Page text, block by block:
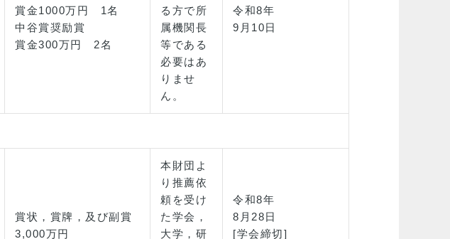
賞金1000万円 1名
中谷賞奨励賞
賞金300万円 2名
る方で所
属機関長
等である
必要はあ
りませ
ん。
令和8年
9月10日
賞状，賞牌，及び副賞
3,000万円
本財団よ
り推薦依
頼を受け
た学会，
大学，研
令和8年
8月28日
[学会締切]